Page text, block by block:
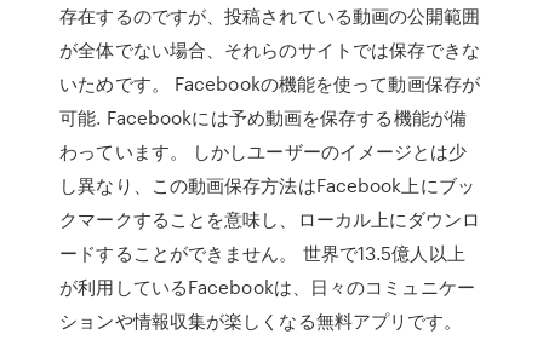
存在するのですが、投稿されている動画の公開範囲
が全体でない場合、それらのサイトでは保存できな
いためです。 Facebookの機能を使って動画保存が
可能. Facebookには予め動画を保存する機能が備
わっています。 しかしユーザーのイメージとは少
し異なり、この動画保存方法はFacebook上にブッ
クマークすることを意味し、ローカル上にダウンロ
ードすることができません。 世界で13.5億人以上
が利用しているFacebookは、日々のコミュニケー
ションや情報収集が楽しくなる無料アプリです。